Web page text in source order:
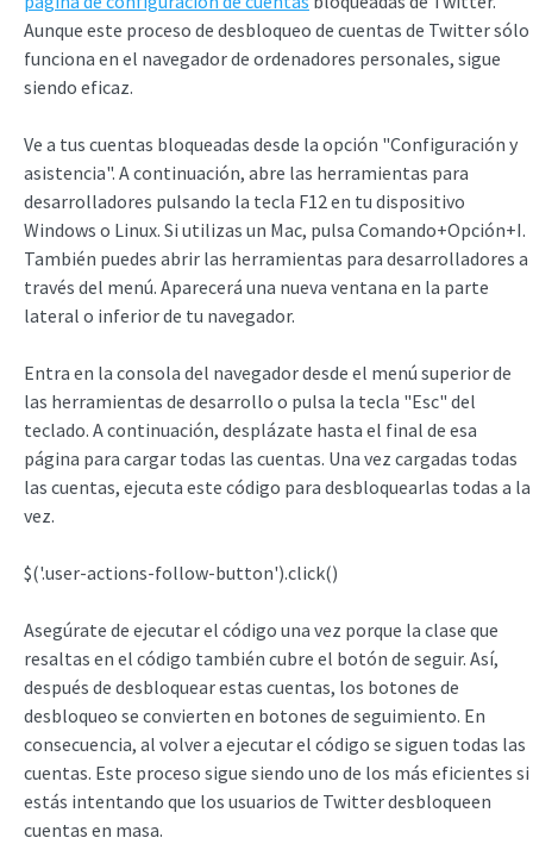
Aunque este proceso de desbloqueo de cuentas de Twitter sólo
funciona en el navegador de ordenadores personales, sigue
siendo eficaz.
Ve a tus cuentas bloqueadas desde la opción "Configuración y
asistencia". A continuación, abre las herramientas para
desarrolladores pulsando la tecla F12 en tu dispositivo
Windows o Linux. Si utilizas un Mac, pulsa Comando+Opción+I.
También puedes abrir las herramientas para desarrolladores a
través del menú. Aparecerá una nueva ventana en la parte
lateral o inferior de tu navegador.
Entra en la consola del navegador desde el menú superior de
las herramientas de desarrollo o pulsa la tecla "Esc" del
teclado. A continuación, desplázate hasta el final de esa
página para cargar todas las cuentas. Una vez cargadas todas
las cuentas, ejecuta este código para desbloquearlas todas a la
vez.
$('.user-actions-follow-button').click()
Asegúrate de ejecutar el código una vez porque la clase que
resaltas en el código también cubre el botón de seguir. Así,
después de desbloquear estas cuentas, los botones de
desbloqueo se convierten en botones de seguimiento. En
consecuencia, al volver a ejecutar el código se siguen todas las
cuentas. Este proceso sigue siendo uno de los más eficientes si
estás intentando que los usuarios de Twitter desbloqueen
cuentas en masa.